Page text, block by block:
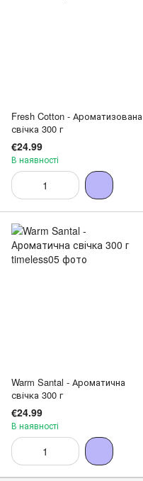
Fresh Cotton - Ароматизована
свічка 300 г
€24.99
В наявності
Warm Santal - Ароматична
свічка 300 г
€24.99
В наявності